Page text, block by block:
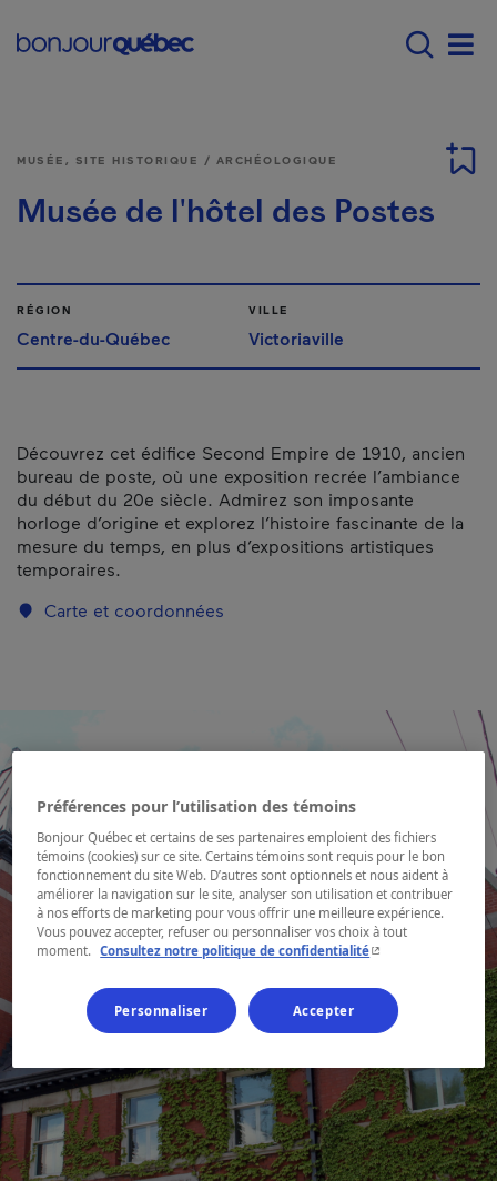
Main navigation -
MUSÉE, SITE HISTORIQUE / ARCHÉOLOGIQUE
Musée de l'hôtel des Postes
RÉGION
Centre-du-Québec
VILLE
Victoriaville
Découvrez cet édifice Second Empire de 1910, ancien
bureau de poste, où une exposition recrée l’ambiance
du début du 20e siècle. Admirez son imposante
horloge d’origine et explorez l’histoire fascinante de la
mesure du temps, en plus d’expositions artistiques
temporaires.
Carte et coordonnées
Préférences pour l’utilisation des témoins
Bonjour Québec et certains de ses partenaires emploient des fichiers
témoins (cookies) sur ce site. Certains témoins sont requis pour le bon
fonctionnement du site Web. D’autres sont optionnels et nous aident à
améliorer la navigation sur le site, analyser son utilisation et contribuer
à nos efforts de marketing pour vous offrir une meilleure expérience.
Vous pouvez accepter, refuser ou personnaliser vos choix à tout
moment.
Consultez notre politique de confidentialité- Cet hyperlien
Personnaliser Accepter